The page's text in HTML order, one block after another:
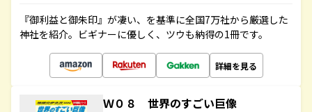
『御利益と御朱印』が凄い、を基準に全国7万社から厳選した
神社を紹介。ビギナーに優しく、ツウも納得の1冊です。
詳細を見る
Ｗ０８ 世界のすごい巨像